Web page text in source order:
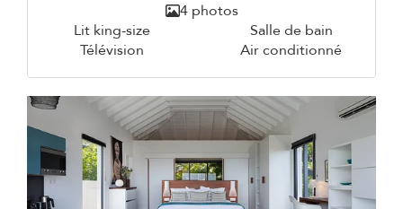
4 photos
Lit king-size
Salle de bain
Télévision
Air conditionné